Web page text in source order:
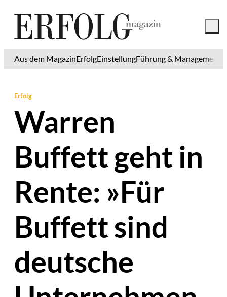
Aus dem MagazinErfolgEinstellungFührung & Management
Erfolg
Warren
Buffett geht in
Rente: »Für
Buffett sind
deutsche